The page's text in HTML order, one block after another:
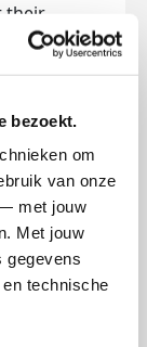
bezoekt.
om
van onze
met jouw
Met jouw
gegevens
technische
their
a
me
the
take
😉